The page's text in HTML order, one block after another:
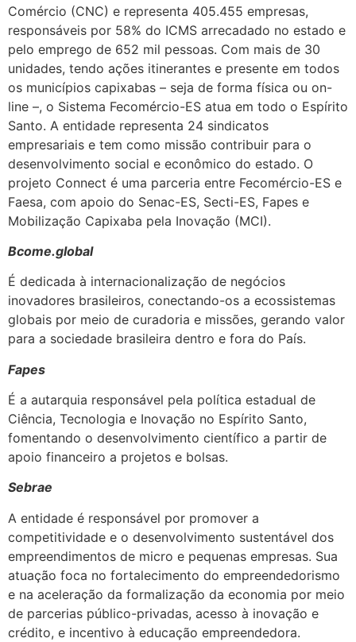
Comércio (CNC) e representa 405.455 empresas,
responsáveis por 58% do ICMS arrecadado no estado e
pelo emprego de 652 mil pessoas. Com mais de 30
unidades, tendo ações itinerantes e presente em todos
os municípios capixabas – seja de forma física ou on-
line –, o Sistema Fecomércio-ES atua em todo o Espírito
Santo. A entidade representa 24 sindicatos
empresariais e tem como missão contribuir para o
desenvolvimento social e econômico do estado. O
projeto Connect é uma parceria entre Fecomércio-ES e
Faesa, com apoio do Senac-ES, Secti-ES, Fapes e
Mobilização Capixaba pela Inovação (MCI).
Bcome.global
É dedicada à internacionalização de negócios
inovadores brasileiros, conectando-os a ecossistemas
globais por meio de curadoria e missões, gerando valor
para a sociedade brasileira dentro e fora do País.
Fapes
É a autarquia responsável pela política estadual de
Ciência, Tecnologia e Inovação no Espírito Santo,
fomentando o desenvolvimento científico a partir de
apoio financeiro a projetos e bolsas.
Sebrae
A entidade é responsável por promover a
competitividade e o desenvolvimento sustentável dos
empreendimentos de micro e pequenas empresas. Sua
atuação foca no fortalecimento do empreendedorismo
e na aceleração da formalização da economia por meio
de parcerias público-privadas, acesso à inovação e
crédito, e incentivo à educação empreendedora.